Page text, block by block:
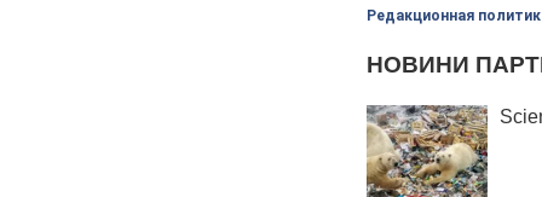
Редакционная